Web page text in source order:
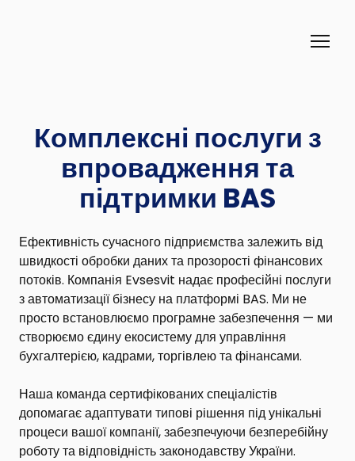
Комплексні послуги з
впровадження та
підтримки BAS
Ефективність сучасного підприємства залежить від
швидкості обробки даних та прозорості фінансових
потоків. Компанія Evsesvit надає професійні послуги
з автоматизації бізнесу на платформі BAS. Ми не
просто встановлюємо програмне забезпечення — ми
створюємо єдину екосистему для управління
бухгалтерією, кадрами, торгівлею та фінансами.
Наша команда сертифікованих спеціалістів
допомагає адаптувати типові рішення під унікальні
процеси вашої компанії, забезпечуючи безперебійну
роботу та відповідність законодавству України.